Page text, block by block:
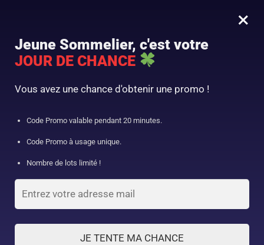
-10% de réduction dès 75€ d’achats
×
Jeune Sommelier, c'est votre
JOUR DE CHANCE
Vous avez une chance d'obtenir une promo !
Code Promo valable pendant 20 minutes.
Code Promo à usage unique.
Nombre de lots limité !
JE TENTE MA CHANCE